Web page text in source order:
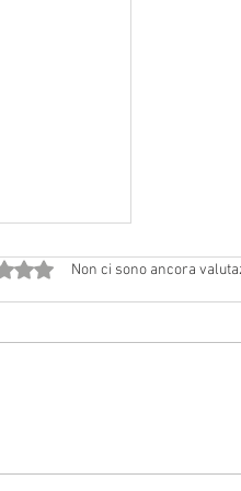
0 stelle su 5.
Non ci sono ancora